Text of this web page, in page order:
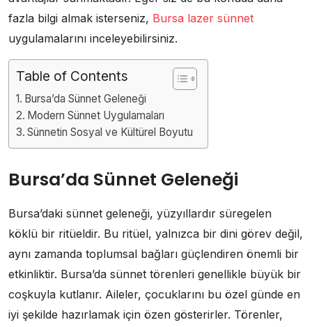
fazla bilgi almak isterseniz, Bursa lazer sünnet
uygulamalarını inceleyebilirsiniz.
Table of Contents
Bursa’da Sünnet Geleneği
Modern Sünnet Uygulamaları
Sünnetin Sosyal ve Kültürel Boyutu
Bursa’da Sünnet Geleneği
Bursa’daki sünnet geleneği, yüzyıllardır süregelen
köklü bir ritüeldir. Bu ritüel, yalnızca bir dini görev değil,
aynı zamanda toplumsal bağları güçlendiren önemli bir
etkinliktir. Bursa’da sünnet törenleri genellikle büyük bir
coşkuyla kutlanır. Aileler, çocuklarını bu özel günde en
iyi şekilde hazırlamak için özen gösterirler. Törenler,